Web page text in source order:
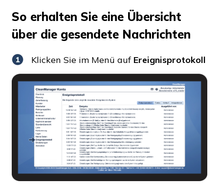
So erhalten Sie eine Übersicht
über die gesendete Nachrichten
Klicken Sie im Menü auf Ereignisprotokoll